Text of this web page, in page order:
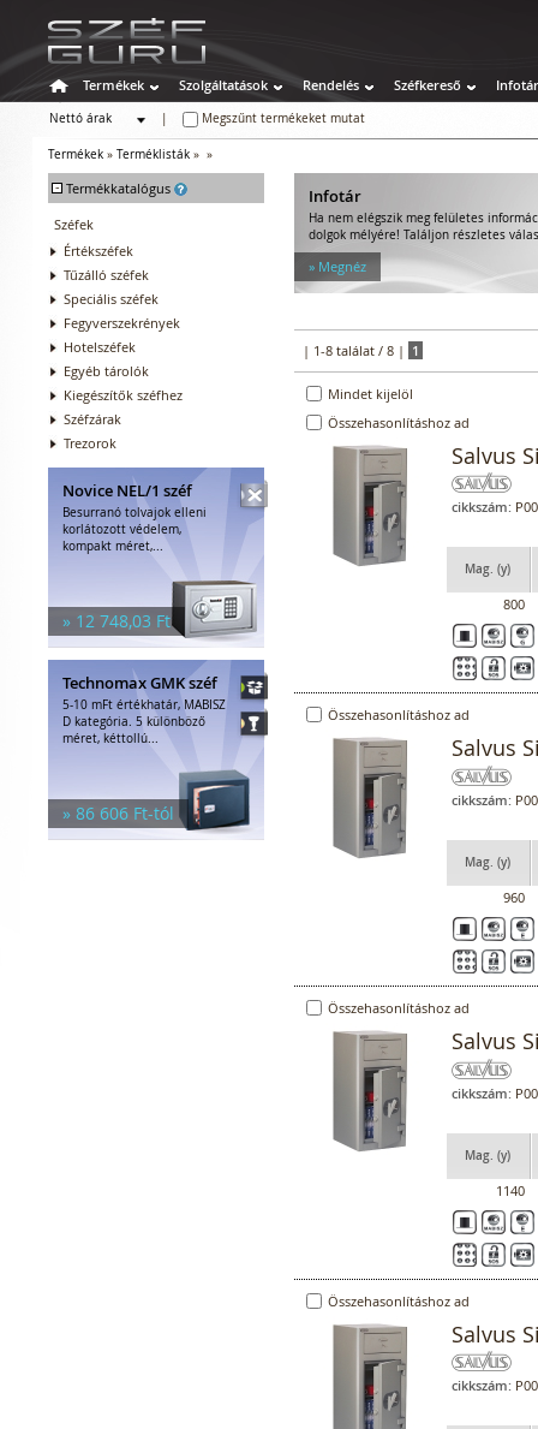
Termékek Szolgáltatások Rendelés Széfkereső Infotár
Nettó árak
Megszűnt termékeket mutat
Termékek » Terméklisták » »
- Termékkatalógus
Széfek
Értékszéfek
Tűzálló széfek
Speciális széfek
Fegyverszekrények
Hotelszéfek
Egyéb tárolók
Kiegészítők széfhez
Széfzárak
Trezorok
Novice NEL/1 széf
Besurranó tolvajok elleni
korlátozott védelem,
kompakt méret,...
» 12 748,03 Ft
Technomax GMK széf
5-10 mFt értékhatár, MABISZ
D kategória. 5 különböző
méret, kéttollú...
» 86 606 Ft-tól
Infotár
Ha nem elégszik meg felületes
dolgok mélyére! Találjon részletes
» Megnéz
| 1-8 találat / 8 | 1
Mindet kijelöl
Összehasonlításhoz ad
Salvus
cikkszám:
Mag. (y)
800
Összehasonlításhoz ad
Salvus
cikkszám:
Mag. (y)
960
Összehasonlításhoz ad
Salvus
cikkszám:
Mag. (y)
1140
Összehasonlításhoz ad
Salvus
cikkszám: